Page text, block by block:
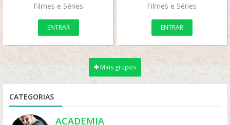
Filmes e Séries
ENTRAR
Filmes e Séries
ENTRAR
Mais grupos
CATEGORIAS
ACADEMIA